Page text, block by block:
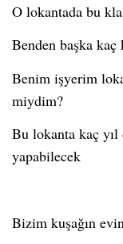
O lokantada bu
Benden başka
Benim işyerim
miydim?
Bu lokanta kaç
yapabilecek
Bizim kuşağın